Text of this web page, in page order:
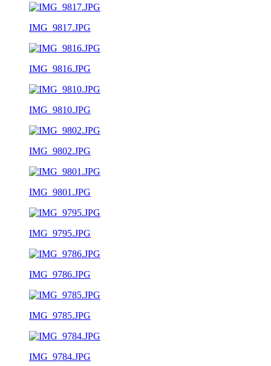
IMG_9817.JPG
IMG_9816.JPG
IMG_9810.JPG
IMG_9802.JPG
IMG_9801.JPG
IMG_9795.JPG
IMG_9786.JPG
IMG_9785.JPG
IMG_9784.JPG